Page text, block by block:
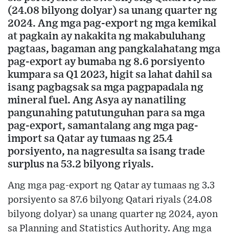
(24.08 bilyong dolyar) sa unang quarter ng
2024. Ang mga pag-export ng mga kemikal
at pagkain ay nakakita ng makabuluhang
pagtaas, bagaman ang pangkalahatang mga
pag-export ay bumaba ng 8.6 porsiyento
kumpara sa Q1 2023, higit sa lahat dahil sa
isang pagbagsak sa mga pagpapadala ng
mineral fuel. Ang Asya ay nanatiling
pangunahing patutunguhan para sa mga
pag-export, samantalang ang mga pag-
import sa Qatar ay tumaas ng 25.4
porsiyento, na nagresulta sa isang trade
surplus na 53.2 bilyong riyals.
Ang mga pag-export ng Qatar ay tumaas ng 3.3
porsiyento sa 87.6 bilyong Qatari riyals (24.08
bilyong dolyar) sa unang quarter ng 2024, ayon
sa Planning and Statistics Authority. Ang mga